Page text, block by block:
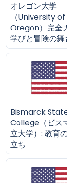
オレゴン大学
（University of
Oregon）完全
学びと冒険の舞
Bismarck
College（ビス
立大学）: 教育
立ち